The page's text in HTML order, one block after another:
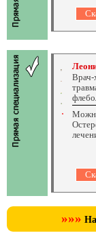
Врач-
»»»